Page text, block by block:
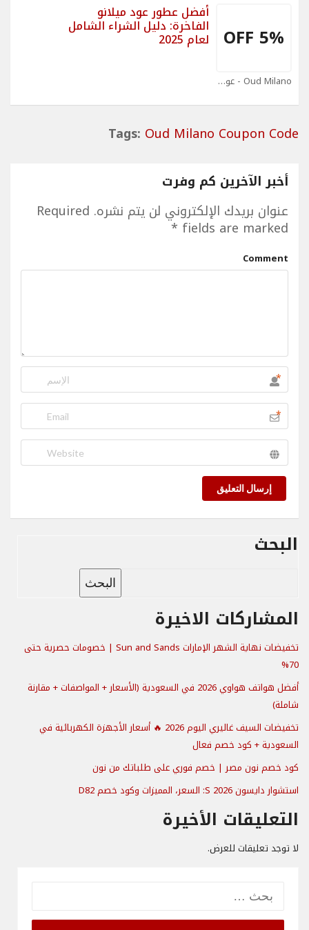
5% OFF
Oud Milano - عود ميلانو Coupons
أفضل عطور عود ميلانو
الفاخرة: دليل الشراء الشامل
لعام 2025
Tags: Oud Milano Coupon Code
أخبر الآخرين كم وفرت
عنوان بريدك الإلكتروني لن يتم نشره. Required
fields are marked
*
Comment
*
*
إرسال التعليق
البحث
البحث
المشاركات الاخيرة
تخفيضات نهاية الشهر الإمارات Sun and Sands | خصومات حصرية حتى
70%
أفضل هواتف هواوي 2026 في السعودية (الأسعار + المواصفات + مقارنة
شاملة)
تخفيضات السيف غاليري اليوم 2026 🔥 أسعار الأجهزة الكهربائية في
السعودية + كود خصم فعال
كود خصم نون مصر | خصم فوري على طلباتك من نون
استشوار دايسون S 2026: السعر، المميزات وكود خصم D82
التعليقات الأخيرة
لا توجد تعليقات للعرض.
البحث
عن: